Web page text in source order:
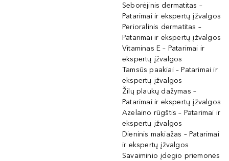
Seborėjinis dermatitas –
Patarimai ir ekspertų įžvalgos
Perioralinis dermatitas –
Patarimai ir ekspertų įžvalgos
Vitaminas E – Patarimai ir
ekspertų įžvalgos
Tamsūs paakiai – Patarimai ir
ekspertų įžvalgos
Žilų plaukų dažymas –
Patarimai ir ekspertų įžvalgos
Azelaino rūgštis – Patarimai ir
ekspertų įžvalgos
Dieninis makiažas – Patarimai
ir ekspertų įžvalgos
Savaiminio įdegio priemonės